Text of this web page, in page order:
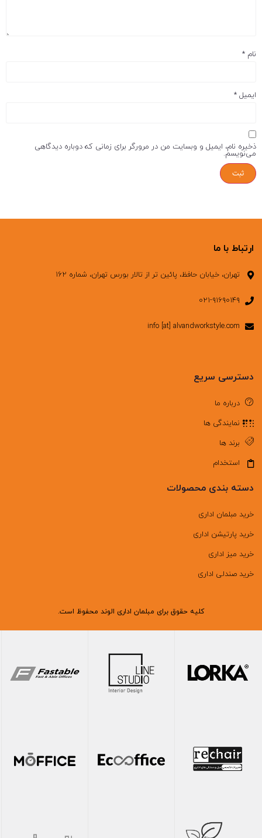
نام
ایمیل*
ذخیره نام، ایمیل و وبسایت من در مرورگر برای زمانی که دوباره دیدگاهی
می‌نویسم.
ارتباط با ما
تهران، خیابان حافظ، پائین تر از تالار بورس تهران، شماره ۱۶۲
۰۲۱-۹۱۶۹۰۱۴۹
info [at] alvandworkstyle.com
دسترسی سریع
درباره ما
نمایندگی ها
برند ها
استخدام
دسته بندی محصولات
خرید مبلمان اداری
خرید پارتیشن اداری
خرید میز اداری
خرید صندلی اداری
کلیه حقوق برای مبلمان اداری الوند محفوظ است.